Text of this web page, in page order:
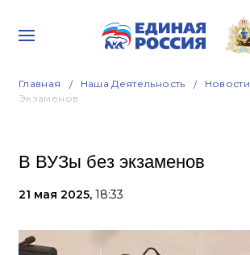
Главная Наша Деятельность Новости
Экзаменов
В ВУЗы без экзаменов
21 мая 2025, 18:33